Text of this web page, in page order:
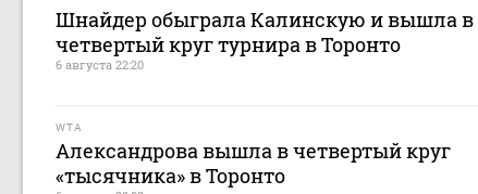
Шнайдер обыграла Калинскую и вышла в
четвертый круг турнира в Торонто
6 августа 22:20
WTA
Александрова вышла в четвертый круг
«тысячника» в Торонто